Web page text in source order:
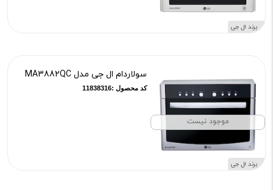
برند ال جی
موجود نیست
برند ال جی
سولاردام ال جی مدل MA3882QC
کد محصول :11838316